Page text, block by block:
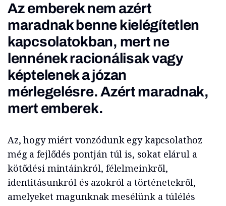
Az emberek nem azért
maradnak benne kielégítetlen
kapcsolatokban, mert ne
lennének racionálisak vagy
képtelenek a józan
mérlegelésre. Azért maradnak,
mert emberek.
Az, hogy miért vonzódunk egy kapcsolathoz
még a fejlődés pontján túl is, sokat elárul a
kötődési mintáinkról, félelmeinkről,
identitásunkról és azokról a történetekről,
amelyeket magunknak mesélünk a túlélés